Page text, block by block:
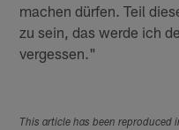
machen dürfen. Teil
zu sein, das werde ich
vergessen."
This article has been reproduced